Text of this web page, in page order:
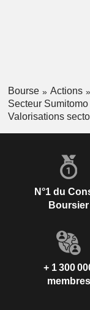
Bourse Actions
Secteur
Valorisations
N°1 du
Boursier
+ 1 300
membres